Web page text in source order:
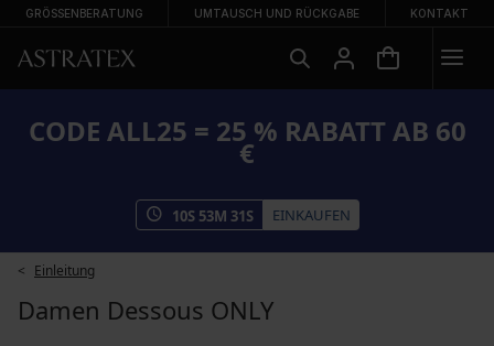
GRÖSSENBERATUNG UMTAUSCH UND RÜCKGABE KONTAKT
CODE ALL25 = 25 % RABATT AB 60
€
10S 53M 31S EINKAUFEN
Einleitung
Damen Dessous ONLY